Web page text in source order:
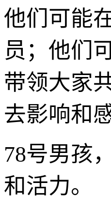
他们可能
员；他们
带领大家
去影响和
78号男孩
和活力。